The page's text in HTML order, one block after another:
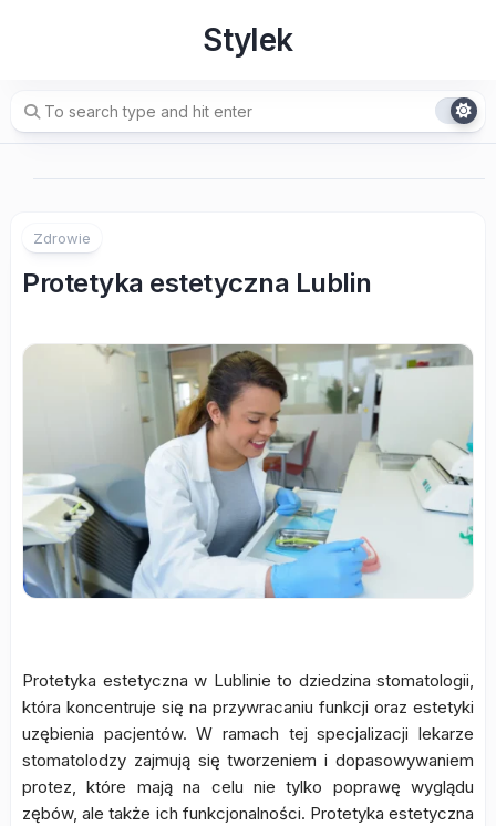
Stylek
Zdrowie
Protetyka estetyczna Lublin
Protetyka estetyczna w Lublinie to dziedzina stomatologii,
która koncentruje się na przywracaniu funkcji oraz estetyki
uzębienia pacjentów. W ramach tej specjalizacji lekarze
stomatolodzy zajmują się tworzeniem i dopasowywaniem
protez, które mają na celu nie tylko poprawę wyglądu
zębów, ale także ich funkcjonalności. Protetyka estetyczna